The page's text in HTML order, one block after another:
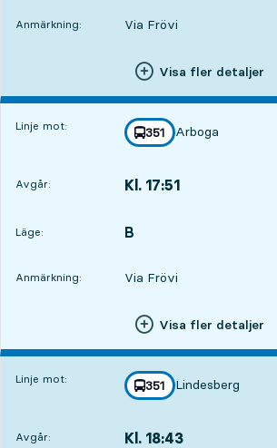
Anmärkning: Via Frövi
Visa fler detaljer
Linje mot: linje
351
mot
Arboga
,
Avgår: Kl. 17:51
Läge:
LÄGE, B
,
Anmärkning: Via Frövi
Visa fler detaljer
Linje mot: linje
351
mot
Lindesberg
,
Avgår: Kl. 18:43